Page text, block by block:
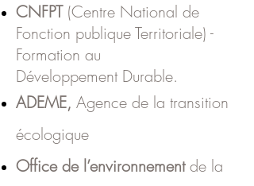
CNFPT(Centre National de
Fonction publique Territoriale) -
Formation au
Développement Durable.
ADEME, Agence de la transition
écologique
Office de l’environnementde la